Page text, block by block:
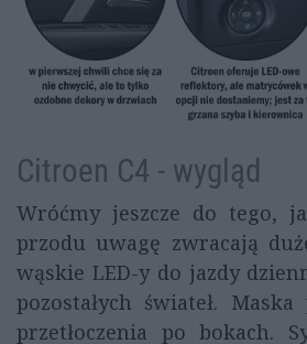
Citroen C4 - wygląd
Wróćmy jeszcze do tego,
przodu uwagę zwracają
wąskie LED-y do jazdy
pozostałych świateł.
przetłoczenia po bokach.